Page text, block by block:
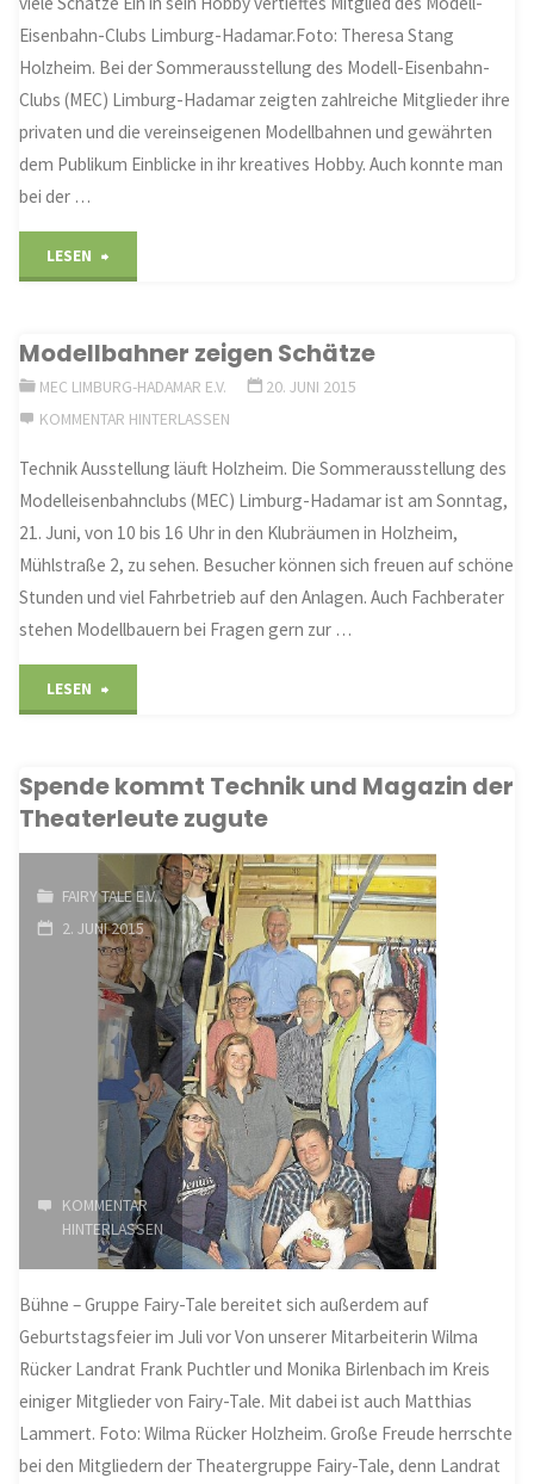
Eisenbahn-Clubs Limburg-Hadamar.Foto: Theresa Stang
Holzheim. Bei der Sommerausstellung des Modell-Eisenbahn-
Clubs (MEC) Limburg-Hadamar zeigten zahlreiche Mitglieder ihre
privaten und die vereinseigenen Modellbahnen und gewährten
dem Publikum Einblicke in ihr kreatives Hobby. Auch konnte man
bei der …
LESEN
Einblick
Hobby"
Modellbahner zeigen Schätze
MEC LIMBURG-HADAMAR E.V.
20. JUNI 2015
KOMMENTAR HINTERLASSEN
Technik Ausstellung läuft Holzheim. Die Sommerausstellung des
Modelleisenbahnclubs (MEC) Limburg-Hadamar ist am Sonntag,
21. Juni, von 10 bis 16 Uhr in den Klubräumen in Holzheim,
Mühlstraße 2, zu sehen. Besucher können sich freuen auf schöne
Stunden und viel Fahrbetrieb auf den Anlagen. Auch Fachberater
stehen Modellbauern bei Fragen gern zur …
LESEN
Schätze"
Spende kommt Technik und Magazin der
Theaterleute zugute
FAIRY TALE E.V.
2. JUNI 2015
KOMMENTAR
HINTERLASSEN
Bühne – Gruppe Fairy-Tale bereitet sich außerdem auf
Geburtstagsfeier im Juli vor Von unserer Mitarbeiterin Wilma
Rücker Landrat Frank Puchtler und Monika Birlenbach im Kreis
einiger Mitglieder von Fairy-Tale. Mit dabei ist auch Matthias
Lammert. Foto: Wilma Rücker Holzheim. Große Freude herrschte
bei den Mitgliedern der Theatergruppe Fairy-Tale, denn Landrat